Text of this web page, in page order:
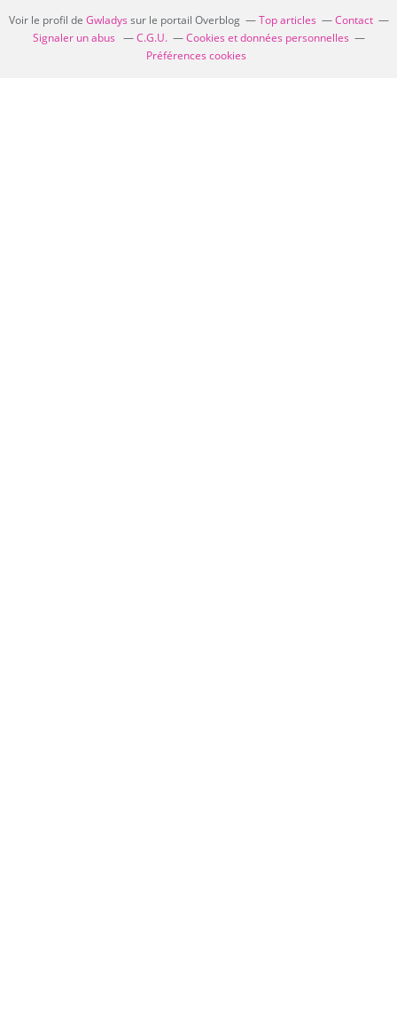
Voir le profil de Gwladys sur le portail Overblog Top articles
Contact
Signaler un abus
C.G.U.
Cookies et données personnelles
Préférences cookies